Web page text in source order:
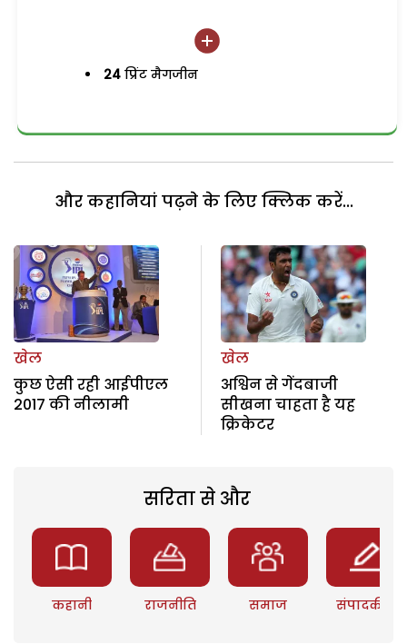
24 प्रिंट मैगजीन
और कहानियां पढ़ने के लिए क्लिक करें...
खेल
कुछ ऐसी रही आईपीएल
2017 की नीलामी
खेल
अश्विन से गेंदबाजी
सीखना चाहता है यह
क्रिकेटर
सरिता से और
कहानी राजनीति समाज संपादकीय